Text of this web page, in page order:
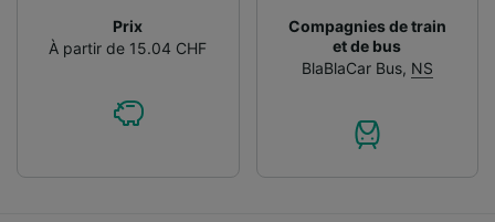
Prix
À partir de 15.04 CHF
Compagnies de train
et de bus
BlaBlaCar Bus, NS